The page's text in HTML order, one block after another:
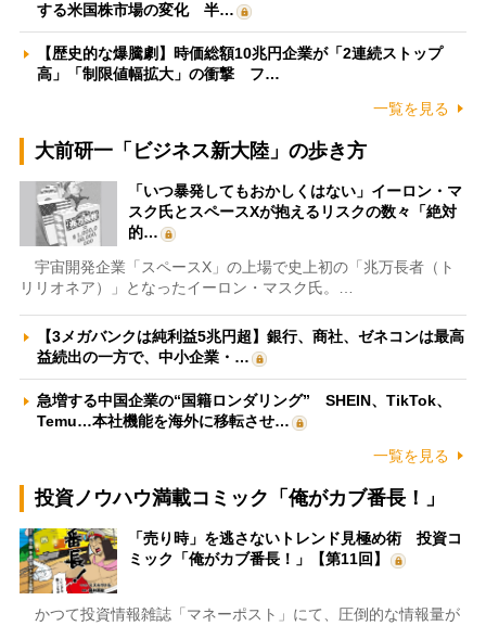
する米国株市場の変化 半…
【歴史的な爆騰劇】時価総額10兆円企業が「2連続ストップ
高」「制限値幅拡大」の衝撃 フ…
一覧を見る
大前研一「ビジネス新大陸」の歩き方
「いつ暴発してもおかしくはない」イーロン・マ
スク氏とスペースXが抱えるリスクの数々「絶対
的…
宇宙開発企業「スペースX」の上場で史上初の「兆万長者（ト
リリオネア）」となったイーロン・マスク氏。…
【3メガバンクは純利益5兆円超】銀行、商社、ゼネコンは最高
益続出の一方で、中小企業・…
急増する中国企業の“国籍ロンダリング” SHEIN、TikTok、
Temu…本社機能を海外に移転させ…
一覧を見る
投資ノウハウ満載コミック「俺がカブ番長！」
「売り時」を逃さないトレンド見極め術 投資コ
ミック「俺がカブ番長！」【第11回】
かつて投資情報雑誌「マネーポスト」にて、圧倒的な情報量が